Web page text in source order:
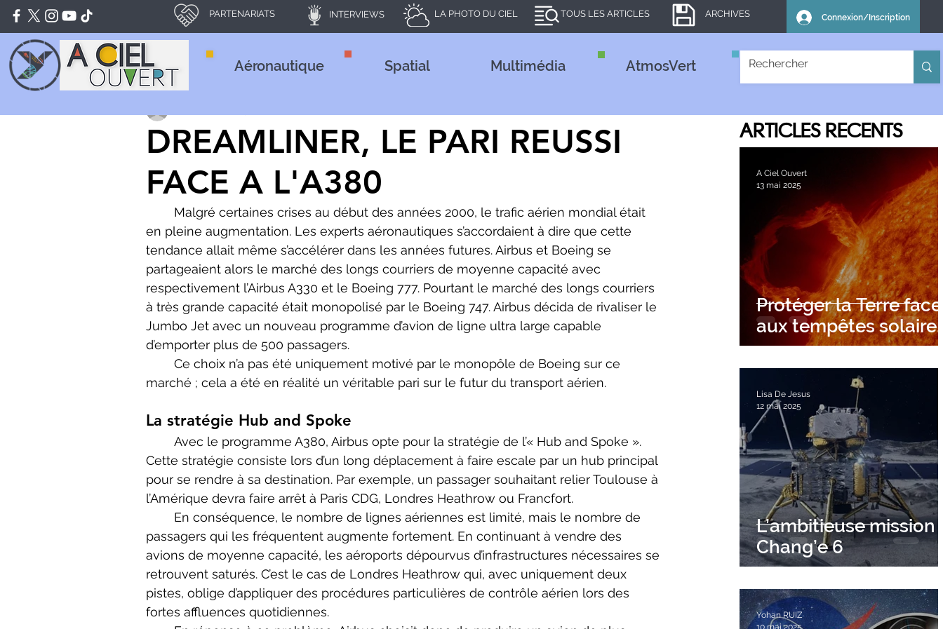
PARTENARIATS INTERVIEWS LA PHOTO DU CIEL TOUS LES ARTICLES ARCHIVES Connexion/Inscription
Aéronautique Spatial Multimédia AtmosVert
DREAMLINER, LE PARI REUSSI
FACE A L'A380
en pleine augmentation. Les experts aéronautiques s’accordaient à dire que cette
tendance allait même s’accélérer dans les années futures. Airbus et Boeing se
partageaient alors le marché des longs courriers de moyenne capacité avec
respectivement l’Airbus A330 et le Boeing 777. Pourtant le marché des longs courriers
à très grande capacité était monopolisé par le Boeing 747. Airbus décida de rivaliser le
Jumbo Jet avec un nouveau programme d’avion de ligne ultra large capable
d’emporter plus de 500 passagers.
marché ; cela a été en réalité un véritable pari sur le futur du transport aérien.
La stratégie Hub and Spoke
Cette stratégie consiste lors d’un long déplacement à faire escale par un hub principal
pour se rendre à sa destination. Par exemple, un passager souhaitant relier Toulouse à
l’Amérique devra faire arrêt à Paris CDG, Londres Heathrow ou Francfort.
passagers qui les fréquentent augmente fortement. En continuant à vendre des
avions de moyenne capacité, les aéroports dépourvus d’infrastructures nécessaires se
retrouvent saturés. C’est le cas de Londres Heathrow qui, avec uniquement deux
pistes, oblige d’appliquer des procédures particulières de contrôle aérien lors des
fortes affluences quotidiennes.
ARTICLES RECENTS
Protéger la Terre face
aux tempêtes
?
A Ciel Ouvert
13 mai 2025
L’ambitieuse mission
Chang’e 6
Lisa De Jesus
12 mai 2025
Yohan RUIZ
10 mai 2025